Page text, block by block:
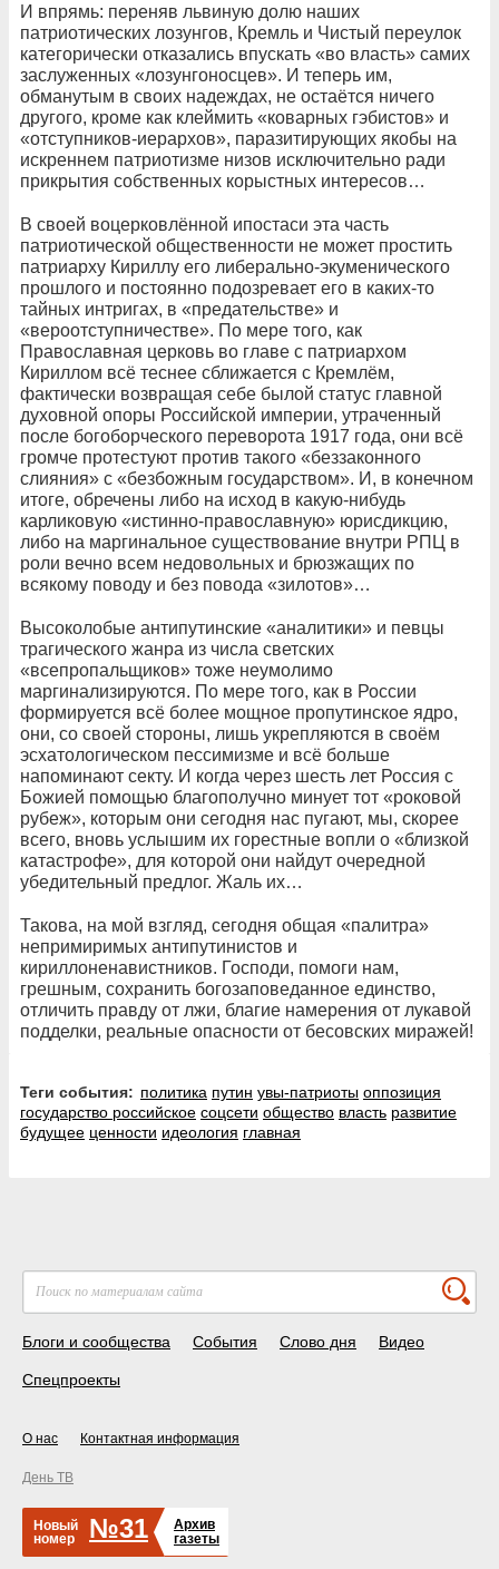
И впрямь: переняв львиную долю наших
патриотических лозунгов, Кремль и Чистый переулок
категорически отказались впускать «во власть» самих
заслуженных «лозунгоносцев». И теперь им,
обманутым в своих надеждах, не остаётся ничего
другого, кроме как клеймить «коварных гэбистов» и
«отступников-иерархов», паразитирующих якобы на
искреннем патриотизме низов исключительно ради
прикрытия собственных корыстных интересов…
В своей воцерковлённой ипостаси эта часть
патриотической общественности не может простить
патриарху Кириллу его либерально-экуменического
прошлого и постоянно подозревает его в каких-то
тайных интригах, в «предательстве» и
«вероотступничестве». По мере того, как
Православная церковь во главе с патриархом
Кириллом всё теснее сближается с Кремлём,
фактически возвращая себе былой статус главной
духовной опоры Российской империи, утраченный
после богоборческого переворота 1917 года, они всё
громче протестуют против такого «беззаконного
слияния» с «безбожным государством». И, в конечном
итоге, обречены либо на исход в какую-нибудь
карликовую «истинно-православную» юрисдикцию,
либо на маргинальное существование внутри РПЦ в
роли вечно всем недовольных и брюзжащих по
всякому поводу и без повода «зилотов»…
Высоколобые антипутинские «аналитики» и певцы
трагического жанра из числа светских
«всепропальщиков» тоже неумолимо
маргинализируются. По мере того, как в России
формируется всё более мощное пропутинское ядро,
они, со своей стороны, лишь укрепляются в своём
эсхатологическом пессимизме и всё больше
напоминают секту. И когда через шесть лет Россия с
Божией помощью благополучно минует тот «роковой
рубеж», которым они сегодня нас пугают, мы, скорее
всего, вновь услышим их горестные вопли о «близкой
катастрофе», для которой они найдут очередной
убедительный предлог. Жаль их…
Такова, на мой взгляд, сегодня общая «палитра»
непримиримых антипутинистов и
кириллоненавистников. Господи, помоги нам,
грешным, сохранить богозаповеданное единство,
отличить правду от лжи, благие намерения от лукавой
подделки, реальные опасности от бесовских миражей!
Теги события: политика путин увы-патриоты оппозиция
государство российское соцсети общество власть развитие
будущее ценности идеология главная
Блоги и сообщества События Слово дня Видео
Спецпроекты
О нас Контактная информация
День ТВ
Новый
номер
№31
Архив
газеты